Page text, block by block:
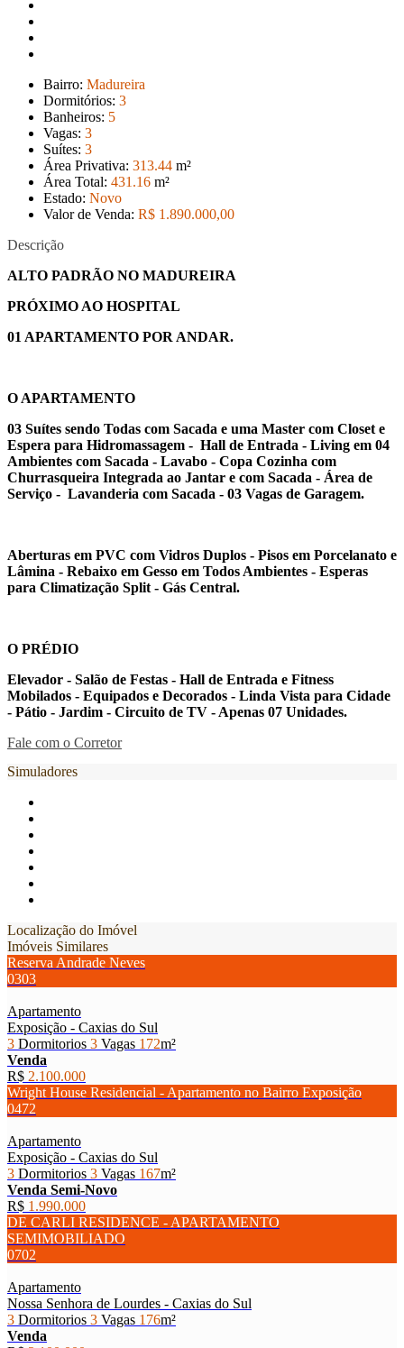
Bairro: Madureira
Dormitórios: 3
Banheiros: 5
Vagas: 3
Suítes: 3
Área Privativa: 313.44 m²
Área Total: 431 .16 m²
Estado: Novo
Valor de Venda: R$ 1.890.000,00
Descrição
ALTO PADRÃO NO MADUREIRA
PRÓXIMO AO HOSPITAL
01 APARTAMENTO POR ANDAR.
O APARTAMENTO
03 Suítes sendo Todas com Sacada e uma Master com Closet e
Espera para Hidromassagem - Hall de Entrada - Living em 04
Ambientes com Sacada - Lavabo - Copa Cozinha com
Churrasqueira Integrada ao Jantar e com Sacada - Área de
Serviço - Lavanderia com Sacada - 03 Vagas de Garagem.
Aberturas em PVC com Vidros Duplos - Pisos em Porcelanato e
Lâmina - Rebaixo em Gesso em Todos Ambientes - Esperas
para Climatização Split - Gás Central.
O PRÉDIO
Elevador - Salão de Festas - Hall de Entrada e Fitness
Mobilados - Equipados e Decorados - Linda Vista para Cidade
- Pátio - Jardim - Circuito de TV - Apenas 07 Unidades.
Fale com o Corretor
Simuladores
Localização do Imóvel
Imóveis Similares
Reserva Andrade Neves
0303
Apartamento
Exposição - Caxias do Sul
3 Dormitorios 3 Vagas 172m²
Venda
R$ 2.100.000
Wright House Residencial - Apartamento no Bairro Exposição
0472
Apartamento
Exposição - Caxias do Sul
3 Dormitorios 3 Vagas 167m²
Venda Semi-Novo
R$ 1.990.000
DE CARLI RESIDENCE - APARTAMENTO
SEMIMOBILIADO
0702
Apartamento
Nossa Senhora de Lourdes - Caxias do Sul
3 Dormitorios 3 Vagas 176m²
Venda